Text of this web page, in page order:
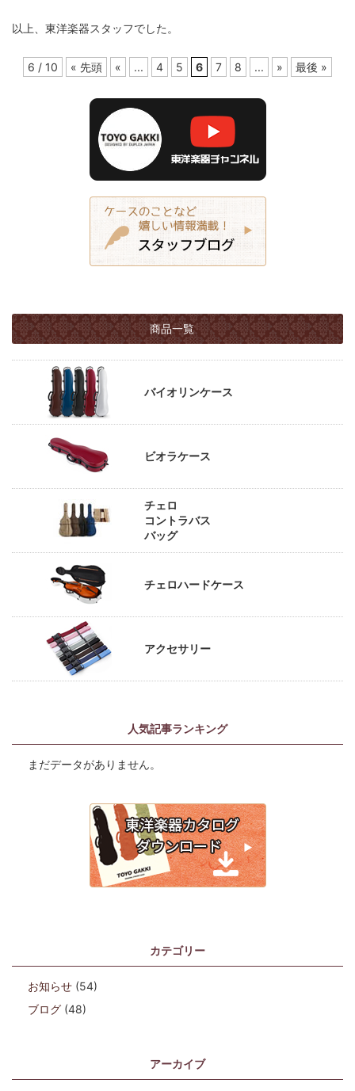
以上、東洋楽器スタッフでした。
6 / 10 « 先頭 « ... 4 5 6 7 8 ... » 最後 »
商品一覧
バイオリンケース
ビオラケース
チェロ
コントラバス
バッグ
チェロハードケース
アクセサリー
人気記事ランキング
まだデータがありません。
カテゴリー
お知らせ (54)
ブログ (48)
アーカイブ